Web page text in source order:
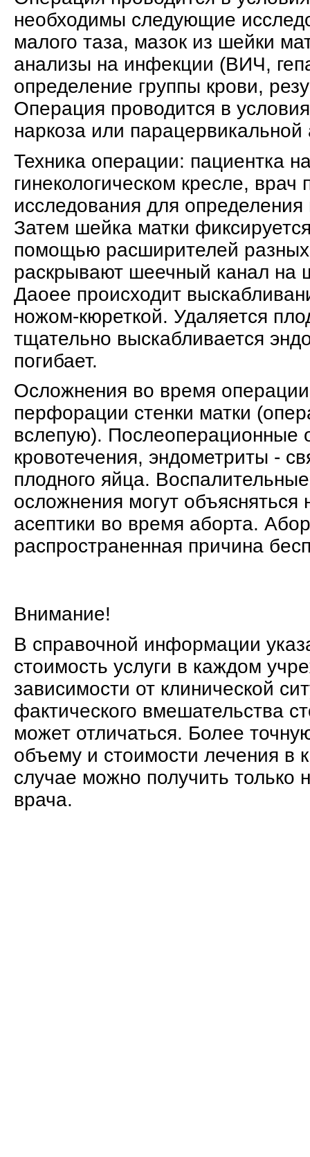
необходимы следующие
малого таза, мазок из шейки
анализы на инфекции (ВИЧ,
определение группы крови,
Операция проводится в
наркоза или парацервикальной
Техника операции: пациентка
гинекологическом кресле, врач
исследования для
Затем шейка матки
помощью расширителей
раскрывают шеечный канал на
Даоее происходит
ножом-кюреткой. Удаляется
тщательно выскабливается
погибает.
Осложнения во время
перфорации стенки матки
вслепую). Послеоперационные
кровотечения, эндометриты -
плодного яйца.
осложнения могут
асептики во время аборта.
распространенная причина
Внимание!
В справочной информации
стоимость услуги в каждом
зависимости от клинической
фактического вмешательства
может отличаться. Более
объему и стоимости лечения в
случае можно получить только
врача.